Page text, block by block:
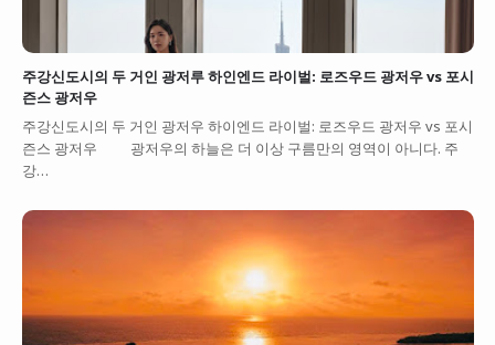
주강신도시의 두 거인 광저루 하인엔드 라이벌: 로즈우드 광저우 vs 포시
즌스 광저우
주강신도시의 두 거인 광저우 하이엔드 라이벌: 로즈우드 광저우 vs 포시
즌스 광저우 광저우의 하늘은 더 이상 구름만의 영역이 아니다. 주
강…